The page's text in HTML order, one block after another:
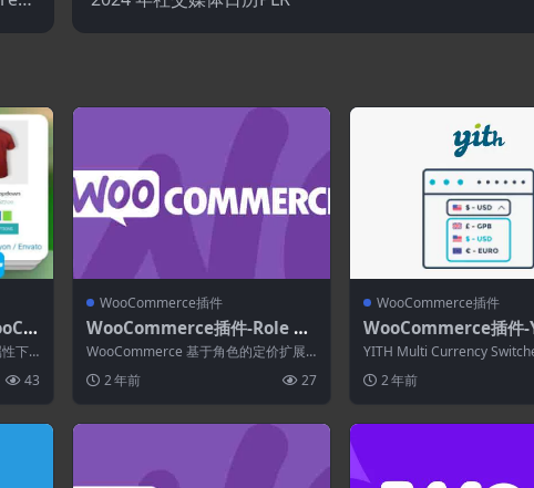
单
Va
下
43
WooCommerce插件
WooCommerce插件-Role Ba
sed Pricing for WooComme
rce 2.2.0
WooCommerce 基于角色的定价扩展
产品...2 年前 27
WooCommerce插件
WooCommerce插件-
ulti Currency
WooCommerce 1.15.0
YITH Multi Currency
2 年前